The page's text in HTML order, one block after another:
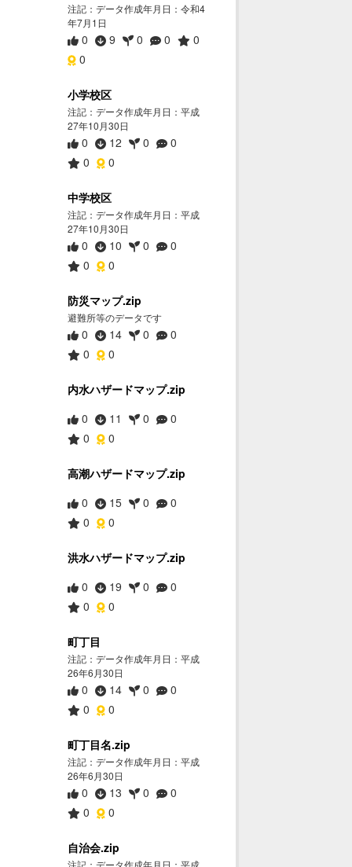
注記：データ作成年月日：令和4
年7月1日
0 9 0 0
0
0
小学校区
注記：データ作成年月日：平成
27年10月30日
0 12 0
0
0
0
中学校区
注記：データ作成年月日：平成
27年10月30日
0 10 0
0
0
0
防災マップ.zip
避難所等のデータです
0 14 0
0
0
0
内水ハザードマップ.zip
0
11 0
0
0
0
高潮ハザードマップ.zip
0
15 0
0
0
0
洪水ハザードマップ.zip
0
19 0
0
0
0
町丁目
注記：データ作成年月日：平成
26年6月30日
0 14 0
0
0
0
町丁目名.zip
注記：データ作成年月日：平成
26年6月30日
0 13 0
0
0
0
自治会.zip
注記：データ作成年月日：平成